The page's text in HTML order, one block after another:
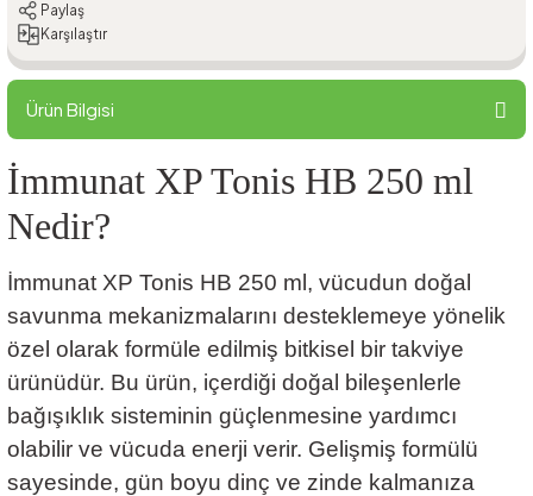
Paylaş
Karşılaştır
Ürün Bilgisi
İmmunat XP Tonis HB 250 ml
Nedir?
İmmunat XP Tonis HB 250 ml, vücudun doğal
savunma mekanizmalarını desteklemeye yönelik
özel olarak formüle edilmiş bitkisel bir takviye
ürünüdür. Bu ürün, içerdiği doğal bileşenlerle
bağışıklık sisteminin güçlenmesine yardımcı
olabilir ve vücuda enerji verir. Gelişmiş formülü
sayesinde, gün boyu dinç ve zinde kalmanıza